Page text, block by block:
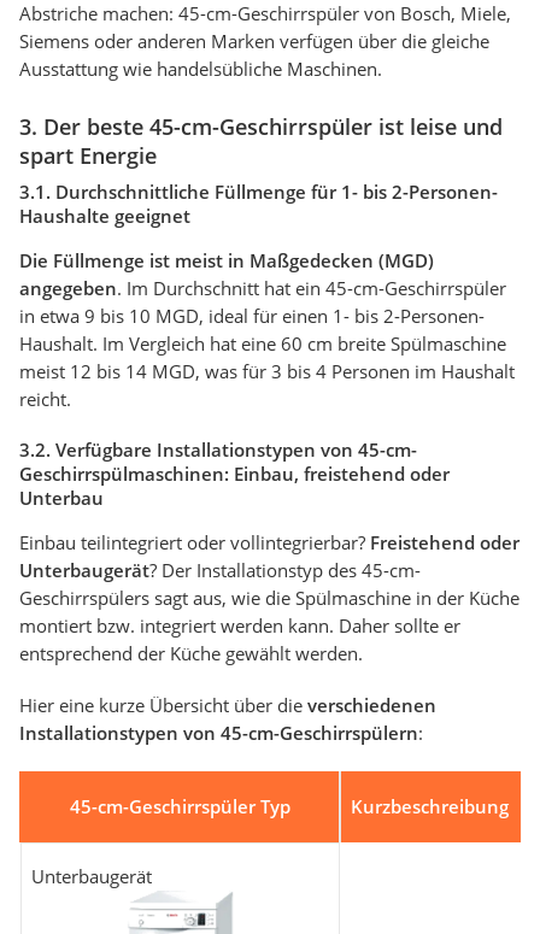
Abstriche machen: 45-cm-Geschirrspüler von Bosch, Miele,
Siemens oder anderen Marken verfügen über die gleiche
Ausstattung wie handelsübliche Maschinen.
3. Der beste 45-cm-Geschirrspüler ist leise und
spart Energie
3.1. Durchschnittliche Füllmenge für 1- bis 2-Personen-
Haushalte geeignet
Die Füllmenge ist meist in Maßgedecken (MGD)
angegeben. Im Durchschnitt hat ein 45-cm-Geschirrspüler
in etwa 9 bis 10 MGD, ideal für einen 1- bis 2-Personen-
Haushalt. Im Vergleich hat eine 60 cm breite Spülmaschine
meist 12 bis 14 MGD, was für 3 bis 4 Personen im Haushalt
reicht.
3.2. Verfügbare Installationstypen von 45-cm-
Geschirrspülmaschinen: Einbau, freistehend oder
Unterbau
Einbau teilintegriert oder vollintegrierbar? Freistehend oder
Unterbaugerät? Der Installationstyp des 45-cm-
Geschirrspülers sagt aus, wie die Spülmaschine in der Küche
montiert bzw. integriert werden kann. Daher sollte er
entsprechend der Küche gewählt werden.
Hier eine kurze Übersicht über die verschiedenen
Installationstypen von 45-cm-Geschirrspülern:
45-cm-Geschirrspüler Typ Kurzbeschreibung
Unterbaugerät